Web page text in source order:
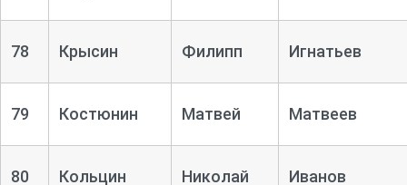
78 Крысин Филипп Игнатьев
79 Костюнин Матвей Матвеев
80 Кольцин Николай Иванов